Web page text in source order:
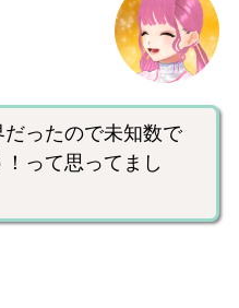
ったので未知数で
って思ってまし